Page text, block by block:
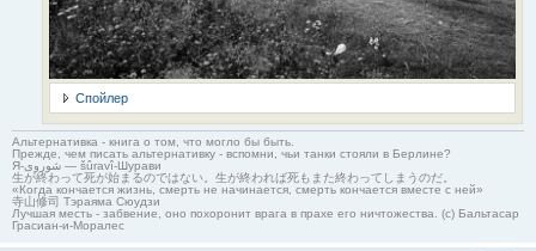
Спойлер
Альтернативка - книга о том, что могло бы быть.
Прежде, чем писать альтернативку - вспомни, чьи танки стояли в Берлине?
Я-شوروی — šûravî-Шурави
生が終わって死が始まるのではない。生が終われば死もまた終わってしまうのだ。
«Когда кончается жизнь, смерть не начинается, смерть кончается вместе с ней»
寺山修司 Тэраяма Сюудзи
Лучшая месть - забвение, оно похоронит врага в прахе его ничтожества. (с) Бальтасар
Грасиан-и-Моралес